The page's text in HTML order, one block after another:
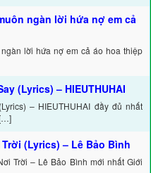
ngàn lời hứa nợ em cả
lời hứa nợ em cả áo hoa thiệp
(Lyrics) – HIEUTHUHAI
– HIEUTHUHAI đầy đủ nhất
(Lyrics) – Lê Bảo Bình
Trời – Lê Bảo Bình mới nhất Giới